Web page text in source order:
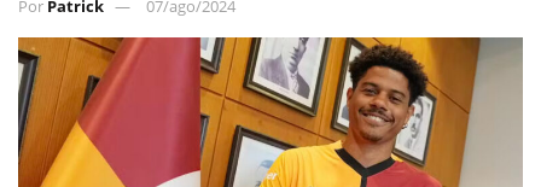
Por Patrick 07/ago/2024